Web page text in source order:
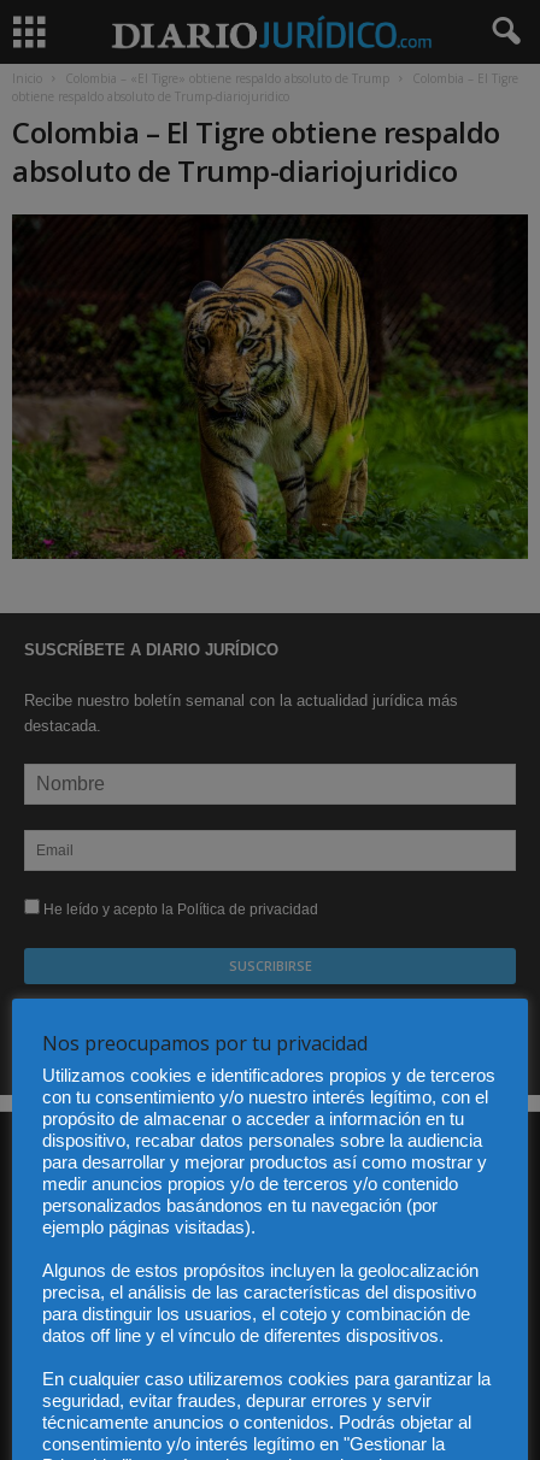
Inicio Colombia – «El Tigre» obtiene respaldo absoluto de Trump
Colombia – El Tigre
obtiene respaldo absoluto de Trump-diariojuridico
Colombia – El Tigre obtiene respaldo
absoluto de Trump-diariojuridico
SUSCRÍBETE A DIARIO JURÍDICO
Recibe nuestro boletín semanal con la actualidad jurídica más
destacada.
He leído y acepto la Política de privacidad
S.L. y no será cedido a un tercero en ningún caso.
Audiencia y Publicidad
Quiénes somos
Legal
Privacidad
Contacto
Guía Colaboradores
Nos preocupamos por tu privacidad
Utilizamos cookies e identificadores propios y de terceros
con tu consentimiento y/o nuestro interés legítimo, con el
propósito de almacenar o acceder a información en tu
dispositivo, recabar datos personales sobre la audiencia
para desarrollar y mejorar productos así como mostrar y
medir anuncios propios y/o de terceros y/o contenido
personalizados basándonos en tu navegación (por
ejemplo páginas visitadas).
Algunos de estos propósitos incluyen la geolocalización
precisa, el análisis de las características del dispositivo
para distinguir los usuarios, el cotejo y combinación de
datos off line y el vínculo de diferentes dispositivos.
En cualquier caso utilizaremos cookies para garantizar la
seguridad, evitar fraudes, depurar errores y servir
técnicamente anuncios o contenidos. Podrás objetar al
consentimiento y/o interés legítimo en "Gestionar la